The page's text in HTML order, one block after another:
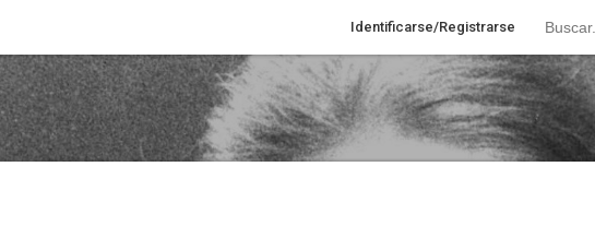
Identificarse/Registrarse